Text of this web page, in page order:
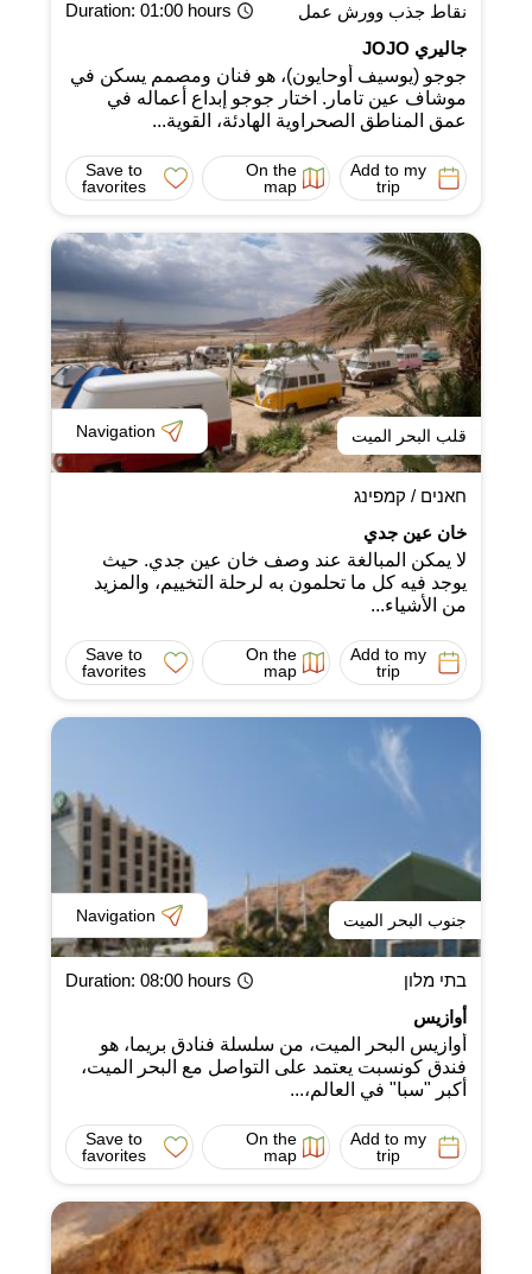
نقاط جذب وورش عمل Duration: 01:00 hours
جاليري JOJO
جوجو (يوسيف أوحايون)، هو فنان ومصمم يسكن في
موشاف عين تامار. اختار جوجو إبداع أعماله في
عمق المناطق الصحراوية الهادئة، القوية...
Add to my
trip
On the
map
Save to
favorites
قلب البحر الميت Navigation
חאנים / קמפינג
خان عين جدي
لا يمكن المبالغة عند وصف خان عين جدي. حيث
يوجد فيه كل ما تحلمون به لرحلة التخييم، والمزيد
من الأشياء...
Add to my
trip
On the
map
Save to
favorites
جنوب البحر الميت Navigation
בתי מלון Duration: 08:00 hours
أوازيس
أوازيس البحر الميت، من سلسلة فنادق بريما، هو
فندق كونسبت يعتمد على التواصل مع البحر الميت،
أكبر "سبا" في العالم،...
Add to my
trip
On the
map
Save to
favorites